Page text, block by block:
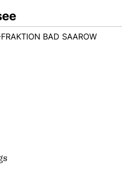
BAD SAAROW